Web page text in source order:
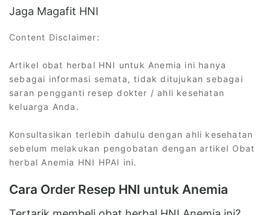
Jaga Magafit HNI
Content Disclaimer:
Artikel obat herbal HNI untuk Anemia ini hanya
sebagai informasi semata, tidak ditujukan sebagai
saran pengganti resep dokter / ahli kesehatan
keluarga Anda.
Konsultasikan terlebih dahulu dengan ahli kesehatan
sebelum melakukan pengobatan dengan artikel Obat
herbal Anemia HNI HPAI ini.
Cara Order Resep HNI untuk Anemia